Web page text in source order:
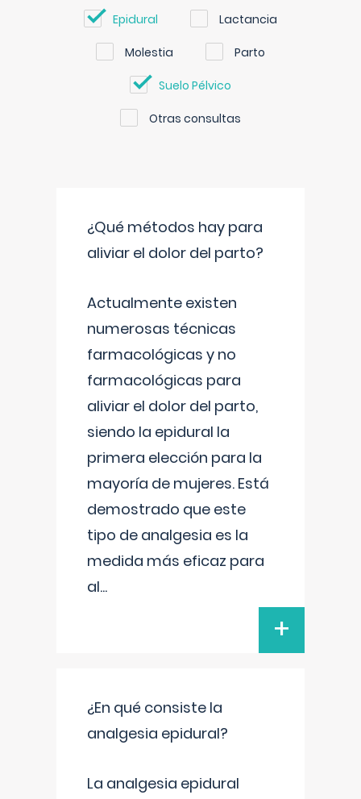
Epidural Lactancia
Molestia Parto
Suelo Pélvico
Otras consultas
¿Qué métodos hay para
aliviar el dolor del parto?
Actualmente existen
numerosas técnicas
farmacológicas y no
farmacológicas para
aliviar el dolor del parto,
siendo la epidural la
primera elección para la
mayoría de mujeres. Está
demostrado que este
tipo de analgesia es la
medida más eficaz para
al...
+
¿En qué consiste la
analgesia epidural?
La analgesia epidural